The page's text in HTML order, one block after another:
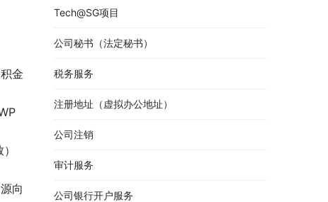
金
向
Tech@SG项目
公司秘书（法定秘书）
税务服务
注册地址（虚拟办公地址）
公司注销
审计服务
公司银行开户服务